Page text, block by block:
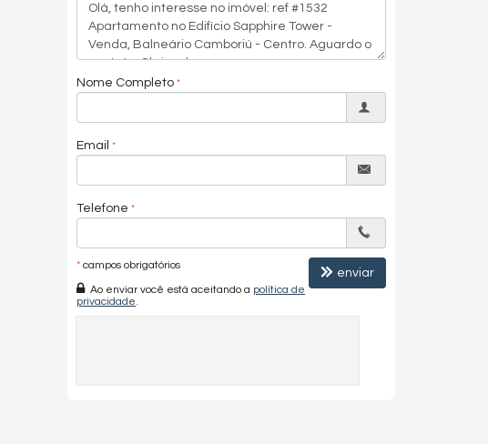
Nome Completo
Email
Telefone
* campos obrigatórios
Ao enviar você está aceitando a política de
privacidade
enviar